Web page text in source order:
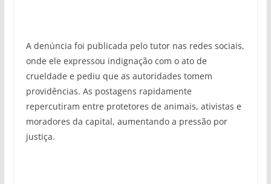
A denúncia foi publicada pelo tutor nas redes sociais,
onde ele expressou indignação com o ato de
crueldade e pediu que as autoridades tomem
providências. As postagens rapidamente
repercutiram entre protetores de animais, ativistas e
moradores da capital, aumentando a pressão por
justiça.